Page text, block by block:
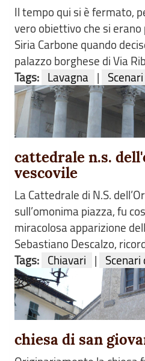
Il tempo qui si è fermato,
vero obiettivo che si
Siria Carbone quando
palazzo borghese di Via
Tags: Lavagna |
cattedrale n.s.
vescovile
La Cattedrale di N.S.
sull’omonima piazza, fu
miracolosa apparizione
Sebastiano Descalzo,
Tags: Chiavari |
chiesa di san